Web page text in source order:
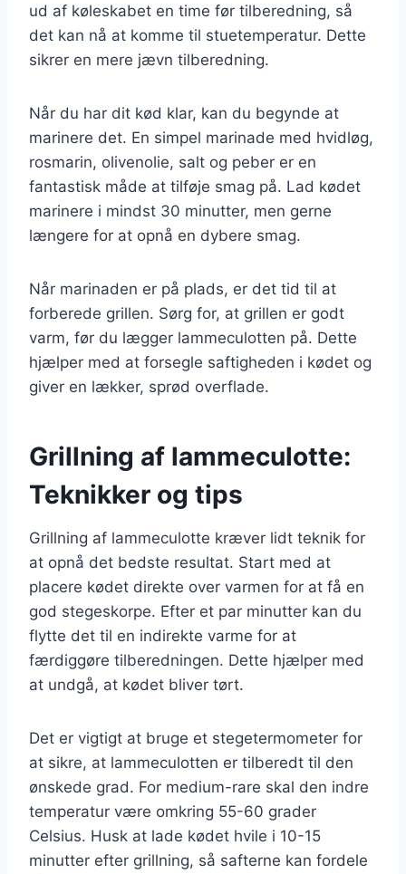
ud af køleskabet en time før tilberedning, så
det kan nå at komme til stuetemperatur. Dette
sikrer en mere jævn tilberedning.
Når du har dit kød klar, kan du begynde at
marinere det. En simpel marinade med hvidløg,
rosmarin, olivenolie, salt og peber er en
fantastisk måde at tilføje smag på. Lad kødet
marinere i mindst 30 minutter, men gerne
længere for at opnå en dybere smag.
Når marinaden er på plads, er det tid til at
forberede grillen. Sørg for, at grillen er godt
varm, før du lægger lammeculotten på. Dette
hjælper med at forsegle saftigheden i kødet og
giver en lækker, sprød overflade.
Grillning af lammeculotte:
Teknikker og tips
Grillning af lammeculotte kræver lidt teknik for
at opnå det bedste resultat. Start med at
placere kødet direkte over varmen for at få en
god stegeskorpe. Efter et par minutter kan du
flytte det til en indirekte varme for at
færdiggøre tilberedningen. Dette hjælper med
at undgå, at kødet bliver tørt.
Det er vigtigt at bruge et stegetermometer for
at sikre, at lammeculotten er tilberedt til den
ønskede grad. For medium-rare skal den indre
temperatur være omkring 55-60 grader
Celsius. Husk at lade kødet hvile i 10-15
minutter efter grillning, så safterne kan fordele